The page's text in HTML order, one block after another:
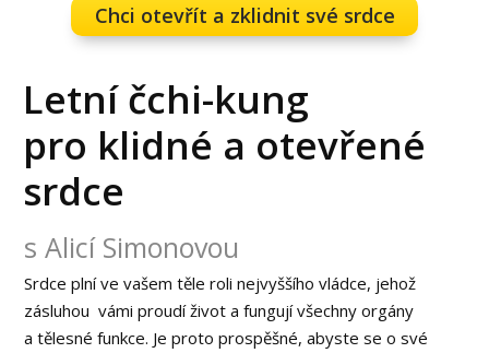
Chci otevřít a zklidnit své srdce
Letní čchi-kung
pro klidné a otevřené
srdce
s Alicí Simonovou
Srdce plní ve vašem těle roli nejvyššího vládce, jehož
zásluhou vámi proudí život a fungují všechny orgány
a tělesné funkce. Je proto prospěšné, abyste se o své